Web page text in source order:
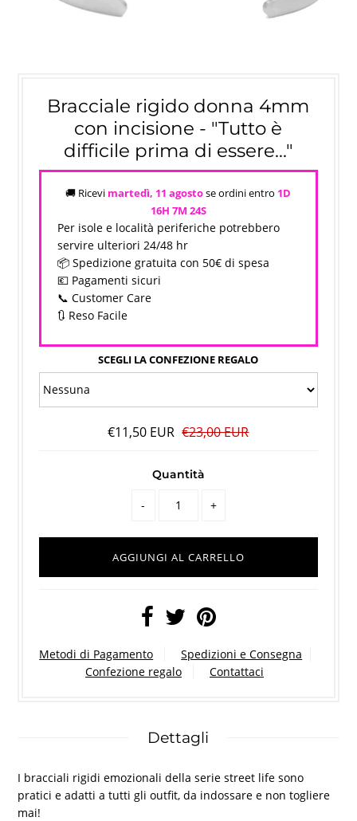
Bracciale rigido donna 4mm
con incisione - "Tutto è
difficile prima di essere..."
🚚 Ricevi martedì, 11 agostose ordini entro 1D
16H 7M 24S
Per isole e località periferiche potrebbero
servire ulteriori 24/48 hr
📦 Spedizione gratuita con 50€ di spesa
💶 Pagamenti sicuri
📞 Customer Care
🔃 Reso Facile
SCEGLI LA CONFEZIONE REGALO
€11,50 EUR €23,00 EUR
Quantità
- +
Metodi di Pagamento
Spedizioni e Consegna
Confezione regalo
Contattaci
Dettagli
I bracciali rigidi emozionali della serie street life sono
pratici e adatti a tutti gli outfit, da indossare e non togliere
mai!